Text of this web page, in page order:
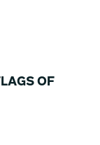
OF